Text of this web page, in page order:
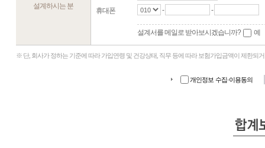
설계하시는 분
휴대폰
- -
설계서를 메일로 받아보시겠습니까? 예
※ 단, 회사가 정하는 기준에 따라 가입연령 및 건강상태, 직무 등에 따라 보험가입금액이 제한되
개인정보 수집·이용동의